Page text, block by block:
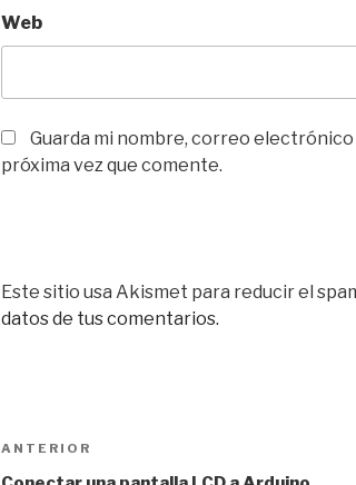
Web
Guarda mi nombre, correo
próxima vez que comente.
Este sitio usa Akismet para reducir el
datos de tus comentarios.
Navegación
Entrada
anterior:
ANTERIOR